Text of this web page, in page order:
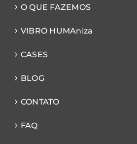
O QUE FAZEMOS
VIBRO HUMAniza
CASES
BLOG
CONTATO
FAQ